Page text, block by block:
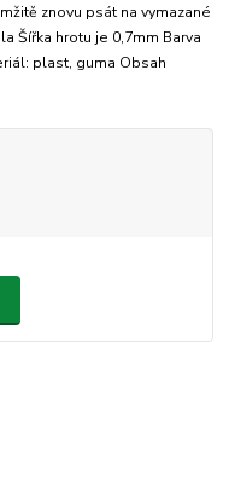
znovu psát na vymazané
Šířka hrotu je 0,7mm Barva
plast, guma Obsah